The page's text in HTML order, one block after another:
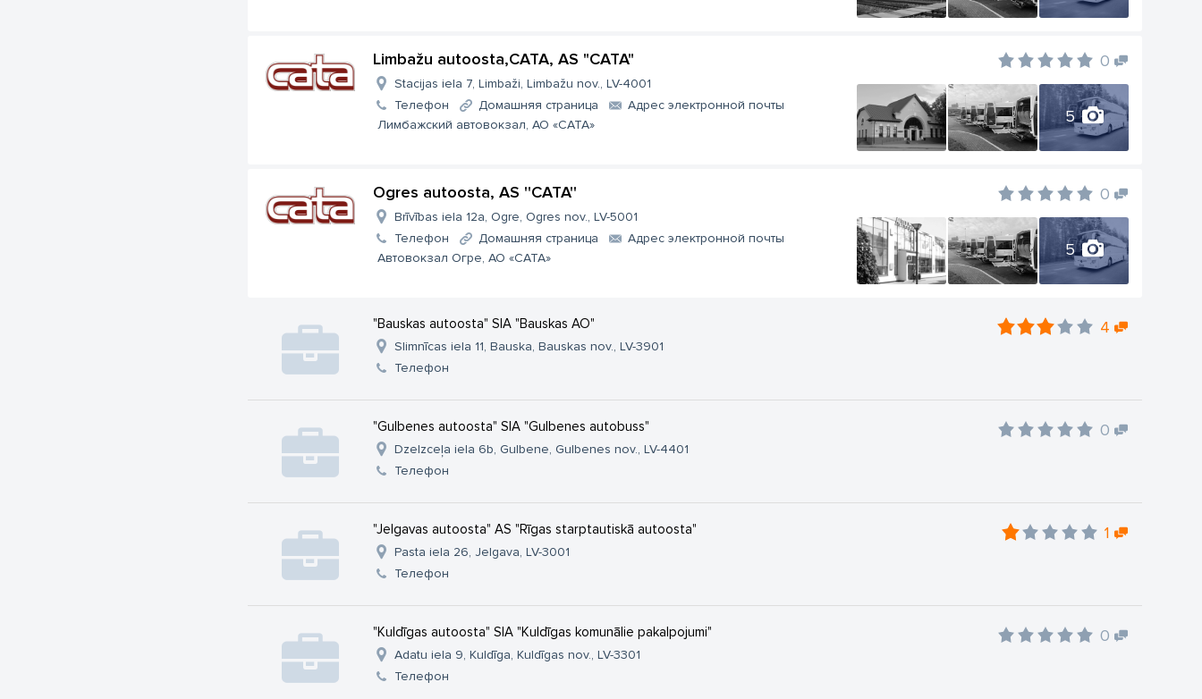
Limbažu autoosta,CATA, AS "CATA" 0
5
Stacijas iela 7, Limbaži, Limbažu nov., LV-4001
Телефон
Домашняя страница
Aдрес электронной почты
Лимбажский автовокзал, АО «CATA»
Ogres autoosta, AS ''CATA'' 0
5
Brīvības iela 12a, Ogre, Ogres nov., LV-5001
Телефон
Домашняя страница
Aдрес электронной почты
Автовокзал Огре, АО «CATA»
"Bauskas autoosta" SIA "Bauskas AO" 4
Slimnīcas iela 11, Bauska, Bauskas nov., LV-3901
Телефон
"Gulbenes autoosta" SIA "Gulbenes autobuss" 0
Dzelzceļa iela 6b, Gulbene, Gulbenes nov., LV-4401
Телефон
"Jelgavas autoosta" AS "Rīgas starptautiskā autoosta" 1
Pasta iela 26, Jelgava, LV-3001
Телефон
"Kuldīgas autoosta" SIA "Kuldīgas komunālie pakalpojumi" 0
Adatu iela 9, Kuldīga, Kuldīgas nov., LV-3301
Телефон